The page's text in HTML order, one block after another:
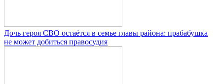
Дочь героя СВО остаётся в семье главы района: прабабушка
не может добиться правосудия